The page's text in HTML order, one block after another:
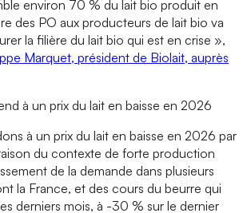
environ 70 % du lait bio produit en
des PO aux producteurs de lait bio va
la filière du lait bio qui est en crise »,
Marquet, président de Biolait, auprès
à un prix du lait en baisse en 2026
à un prix du lait en baisse en 2026 par
du contexte de forte production
de la demande dans plusieurs
la France, et des cours du beurre qui
derniers mois, à -30 % sur le dernier